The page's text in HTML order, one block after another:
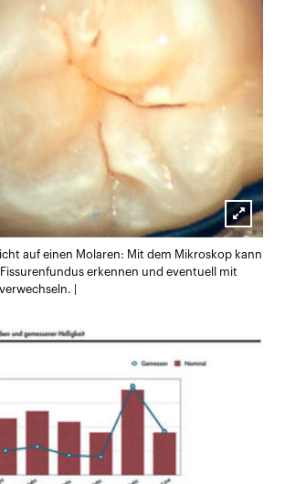
öffnen
auf einen Molaren: Mit dem Mikroskop kann
erkennen und eventuell mit
|